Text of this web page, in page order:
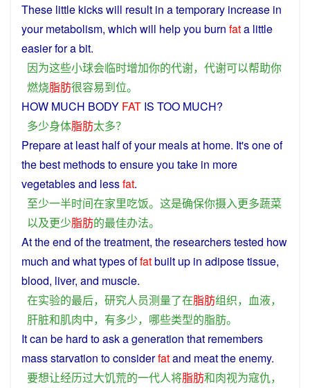
These little kickswill result in atemporary increase in
your metabolism, which will helpyou burn fata little
easierfora bit.
因为这些小球会临时增加你的代谢， 代谢可以帮助你
燃烧脂肪很容易到位。
HOW MUCH BODY FAT IS TOO MUCH?
多少身体脂肪太多？
Prepare at least halfof yourmealsat home. It's one of
thebest methodstoensureyou take in more
vegetablesand lessfat.
至少一半时间在家里吃饭。 这是确保你摄入更多蔬菜
以及更少脂肪的最佳办法。
Attheend of the treatment, the researcherstested how
much and whattypesoffatbuilt up in adiposetissue,
blood, liver, and muscle.
在实验的最后， 研究人员测量了在脂肪组织， 血液，
肝脏和肌肉中， 有多少， 哪些类型的脂肪。
Itcan be hard toaskageneration that remembers
massstarvation toconsiderfatand meattheenemy.
要想让经历过大饥荒的一代人将脂肪和肉视为寇仇，